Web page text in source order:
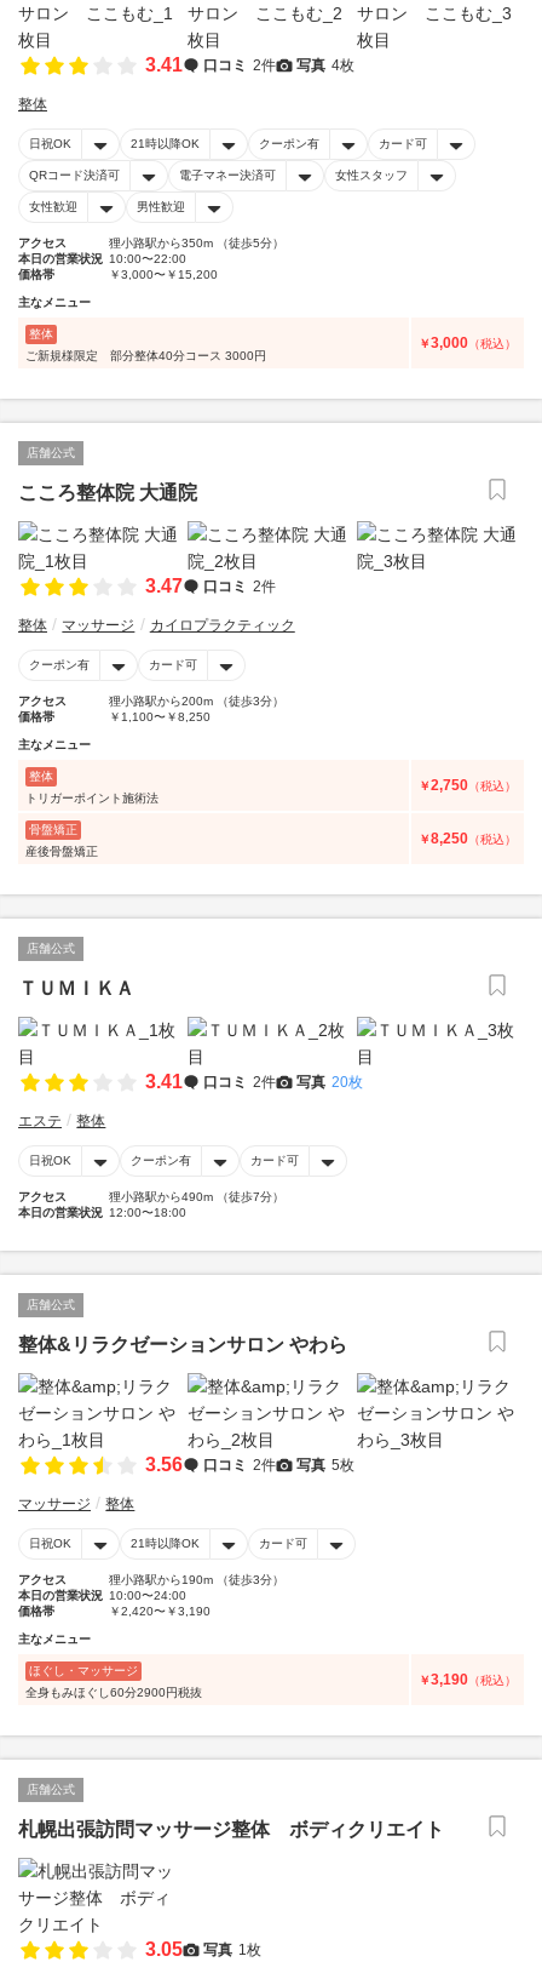
3.41 口コミ 2件 写真 4枚
整体
日祝OK 21時以降OK クーポン有 カード可
QRコード決済可 電子マネー決済可 女性スタッフ
女性歓迎 男性歓迎
アクセス
狸小路駅から350m （徒歩5分）
本日の営業状況 10:00〜22:00
価格帯
￥3,000〜￥15,200
主なメニュー
整体
ご新規様限定 部分整体40分コース 3000円
￥3,000 （税込）
店舗公式
こころ整体院 大通院
3.47 口コミ 2件
整体 マッサージ カイロプラクティック
クーポン有 カード可
アクセス
狸小路駅から200m （徒歩3分）
価格帯
￥1,100〜￥8,250
主なメニュー
整体
トリガーポイント施術法
￥2,750 （税込）
骨盤矯正
産後骨盤矯正
￥8,250 （税込）
店舗公式
ＴＵＭＩＫＡ
3.41 口コミ 2件 写真 20枚
エステ 整体
日祝OK クーポン有 カード可
アクセス
狸小路駅から490m （徒歩7分）
本日の営業状況 12:00〜18:00
店舗公式
整体&リラクゼーションサロン やわら
3.56 口コミ 2件 写真 5枚
マッサージ 整体
日祝OK 21時以降OK カード可
アクセス
狸小路駅から190m （徒歩3分）
本日の営業状況 10:00〜24:00
価格帯
￥2,420〜￥3,190
主なメニュー
ほぐし・マッサージ
全身もみほぐし60分2900円税抜
￥3,190 （税込）
店舗公式
札幌出張訪問マッサージ整体 ボディクリエイト
3.05 写真 1枚